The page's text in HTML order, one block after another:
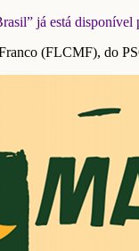
já está disponível
(FLCMF), do